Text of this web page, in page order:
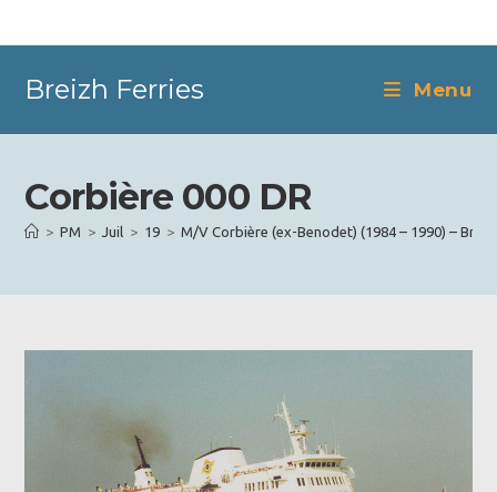
Breizh Ferries Menu
Corbière 000 DR
> PM > Juil > 19 > M/V Corbière (ex-Benodet) (1984 – 1990) –